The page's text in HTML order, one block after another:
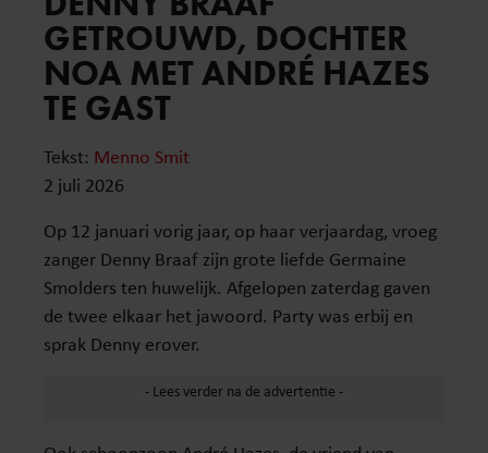
GETROUWD, DOCHTER
NOA MET ANDRÉ HAZES
TE GAST
Tekst: Menno Smit
2 juli 2026
Op 12 januari vorig jaar, op haar verjaardag, vroeg
zanger Denny Braaf zijn grote liefde Germaine
Smolders ten huwelijk. Afgelopen zaterdag gaven
de twee elkaar het jawoord. Party was erbij en
sprak Denny erover.